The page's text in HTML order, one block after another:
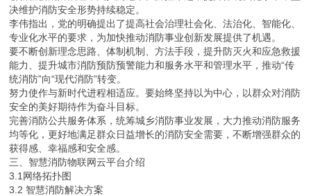
决维护消防安全形势持续稳定。
李伟指出，党的明确提出了提高社会治理社会化、法治化、智能化、
专业化水平的要求，为加快推动消防事业创新发展提供了机遇。
要不断创新理念思路、体制机制、方法手段，提升防灭火和应急救援
能力、提升城市消防预防预警能力和服务水平和管理水平，推动“传
统消防”向“现代消防”转变。
努力使作与新时代进程相适应。要始终坚持以为中心，以群众对消防
安全的美好期待作为奋斗目标。
完善消防公共服务体系，统筹城乡消防事业发展，大力推动消防服务
均等化，更好地满足群众日益增长的消防安全需要，不断增强群众的
获得感、幸福感和安全感。
三、智慧消防物联网云平台介绍
3.1网络拓扑图
3.2 智慧消防解决方案